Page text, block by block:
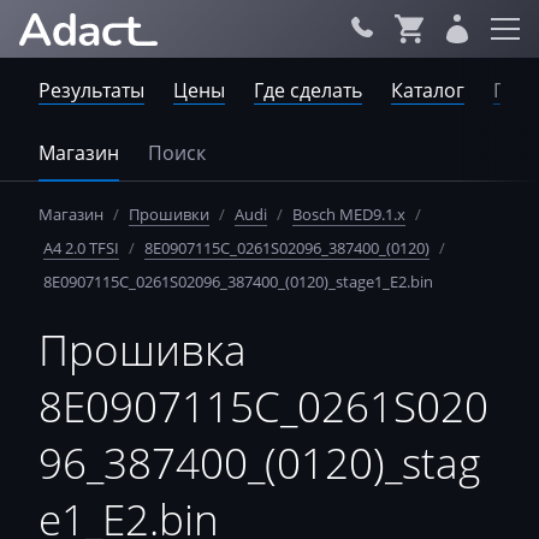
Результаты Цены Где сделать Каталог
Магазин Поиск
Магазин / Прошивки / Audi / Bosch MED9.1.x /
A4 2.0 TFSI / 8E0907115C_0261S02096_387400_(0120) /
8E0907115C_0261S02096_387400_(0120)_stage1_E2.bin
Прошивка
8E0907115C_0261S020
96_387400_(0120)_stag
e1_E2.bin